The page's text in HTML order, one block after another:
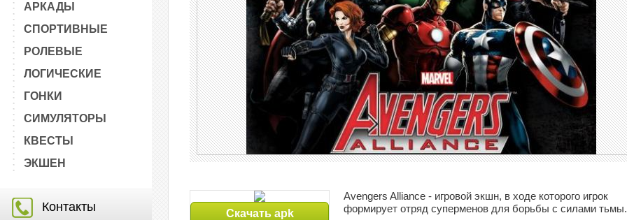
АРКАДЫ
СПОРТИВНЫЕ
РОЛЕВЫЕ
ЛОГИЧЕСКИЕ
ГОНКИ
СИМУЛЯТОРЫ
КВЕСТЫ
ЭКШЕН
Контакты Скачать apk
Avengers Alliance - игровой экшн, в ходе которого игрок
формирует отряд суперменов для борьбы с силами тьмы.